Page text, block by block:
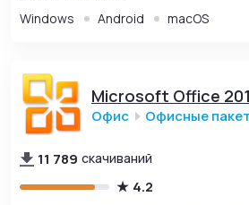
Windows Android macOS
Microsoft Office
Офис Офисные
11 789 скачиваний
4.2